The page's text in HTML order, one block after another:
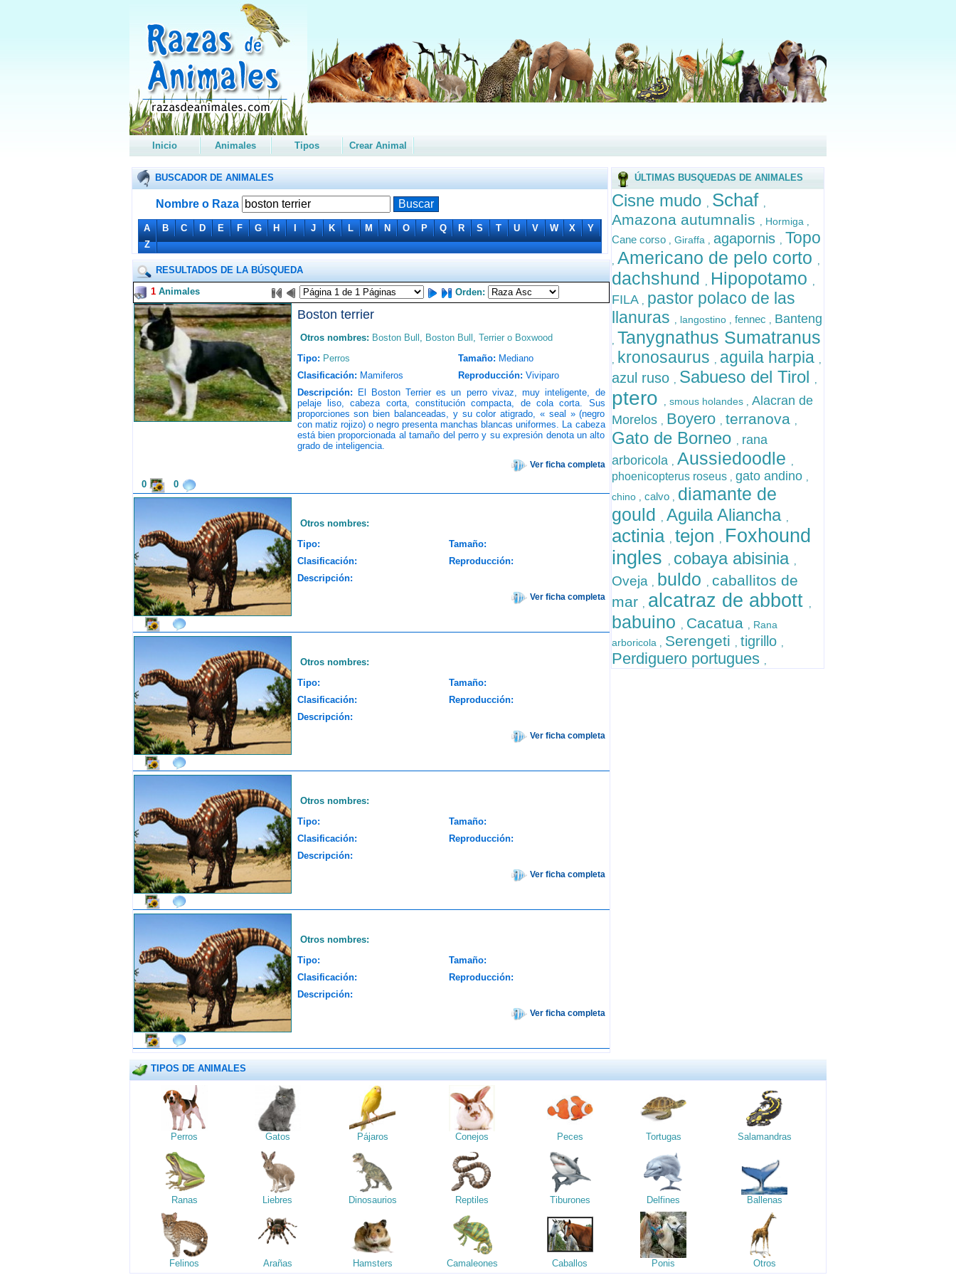
Inicio Animales Tipos Crear Animal
BUSCADOR DE ANIMALES
Nombre o Raza
A B C D E F G H I J K L M N O P Q R S T U V W X
Y
Z
ÚLTIMAS BUSQUEDAS DE ANIMALES
Cisne mudo , Schaf ,
Amazona autumnalis , Hormiga ,
Cane corso , Giraffa , agapornis , Topo
, Americano de pelo corto ,
dachshund , Hipopotamo ,
FILA , pastor polaco de las
llanuras , langostino , fennec , Banteng
, Tanygnathus Sumatranus
, kronosaurus , aguila harpia ,
azul ruso , Sabueso del Tirol ,
ptero , smous holandes , Alacran de
Morelos , Boyero , terranova ,
Gato de Borneo , rana
arboricola , Aussiedoodle ,
phoenicopterus roseus , gato andino ,
chino , calvo , diamante de
gould , Aguila Aliancha ,
actinia , tejon , Foxhound
ingles
, cobaya abisinia ,
Oveja , buldo , caballitos de
mar , alcatraz de abbott ,
babuino , Cacatua , Rana
arboricola , Serengeti , tigrillo ,
Perdiguero portugues ,
RESULTADOS DE LA BÚSQUEDA
1Animales Orden:
Boston terrier
Otros nombres: Boston Bull , Boston Bull , Terrier o Boxwood
Tipo: Perros Tamaño: Mediano
Clasificación: Mamiferos Reproducción: Viviparo
Descripción: El Boston Terrier es un perro vivaz, muy inteligente, de
pelaje liso, cabeza corta, constitución compacta, de cola corta. Sus
proporciones son bien balanceadas, y su color atigrado, « seal » (negro
con matiz rojizo) o negro presenta manchas blancas uniformes. La cabeza
está bien proporcionada al tamaño del perro y su expresión denota un alto
grado de inteligencia.
Ver ficha completa
0 0
Otros nombres:
Tipo:
Tamaño:
Clasificación:
Reproducción:
Descripción:
Ver ficha completa
Otros nombres:
Tipo:
Tamaño:
Clasificación:
Reproducción:
Descripción:
Ver ficha completa
Otros nombres:
Tipo:
Tamaño:
Clasificación:
Reproducción:
Descripción:
Ver ficha completa
Otros nombres:
Tipo:
Tamaño:
Clasificación:
Reproducción:
Descripción:
Ver ficha completa
TIPOS DE ANIMALES
Perros Gatos Pájaros Conejos Peces Tortugas Salamandras
Ranas Liebres Dinosaurios Reptiles Tiburones Delfines Ballenas
Felinos Arañas Hamsters Camaleones Caballos Ponis Otros